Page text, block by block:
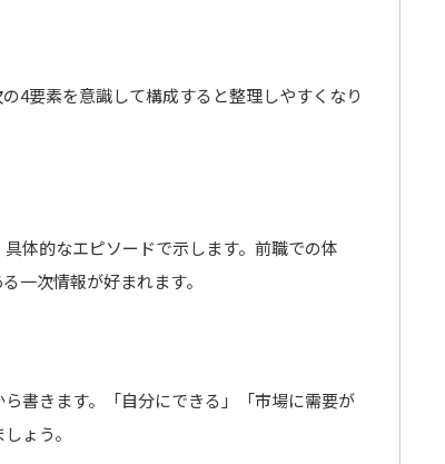
4要素を意識して構成すると整理しやすくなり
体的なエピソードで示します。前職での体
一次情報が好まれます。
書きます。「自分にできる」「市場に需要が
ょう。